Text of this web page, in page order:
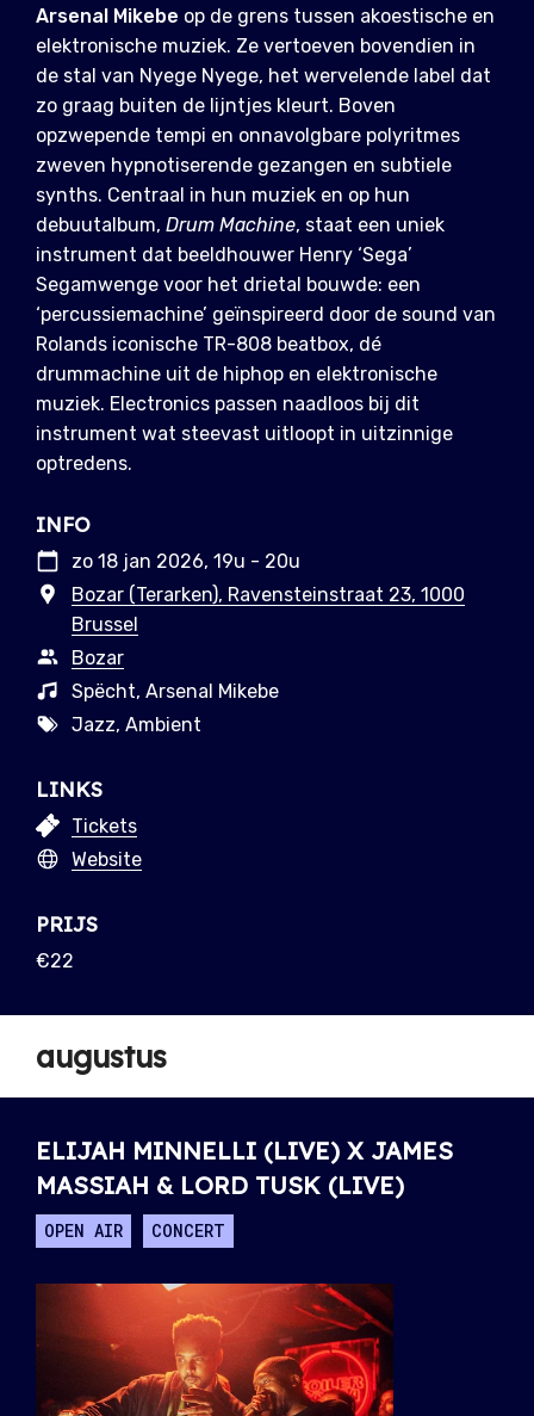
Arsenal Mikebe op de grens tussen akoestische en
elektronische muziek. Ze vertoeven bovendien in
de stal van Nyege Nyege, het wervelende label dat
zo graag buiten de lijntjes kleurt. Boven
opzwepende tempi en onnavolgbare polyritmes
zweven hypnotiserende gezangen en subtiele
synths. Centraal in hun muziek en op hun
debuutalbum, Drum Machine, staat een uniek
instrument dat beeldhouwer Henry ‘Sega’
Segamwenge voor het drietal bouwde: een
‘percussiemachine’ geïnspireerd door de sound van
Rolands iconische TR-808 beatbox, dé
drummachine uit de hiphop en elektronische
muziek. Electronics passen naadloos bij dit
instrument wat steevast uitloopt in uitzinnige
optredens.
INFO
zo 18 jan 2026, 19u - 20u
Bozar (Terarken), Ravensteinstraat 23, 1000
Brussel
Bozar
Spëcht, Arsenal Mikebe
Jazz, Ambient
LINKS
Tickets
Website
PRIJS
€22
augustus
ELIJAH MINNELLI (LIVE) X JAMES
MASSIAH & LORD TUSK (LIVE)
OPEN AIR CONCERT